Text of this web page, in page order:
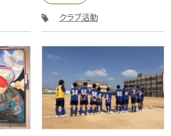
クラブ活動